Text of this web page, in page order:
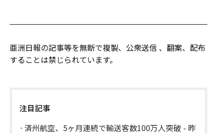
亜洲日報の記事等を無断で複製、公衆送信 、翻案、配布
することは禁じられています。
注目記事
済州航空、5ヶ月連続で輸送客数100万人突破 - 昨